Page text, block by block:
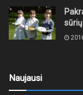
sūrių
Naujausi